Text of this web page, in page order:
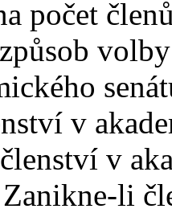
počet
v
v
li